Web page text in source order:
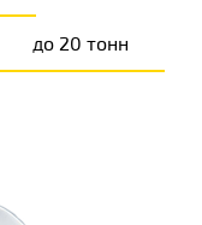
до 20 тонн